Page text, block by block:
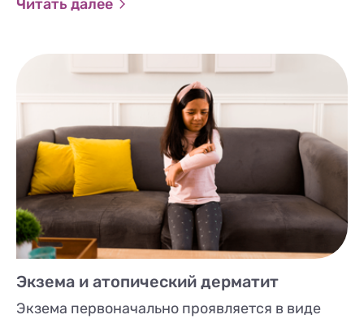
Читать далее
Экзема и атопический дерматит
Экзема первоначально проявляется в виде